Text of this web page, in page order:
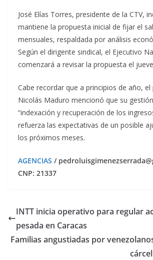
José Elías Torres, presidente de la CTV,
mantiene la propuesta inicial de fijar el
mensuales, respaldada por análisis
Según el dirigente sindical, el Ejecutivo
comenzará a revisar la propuesta el
Cabe recordar que a principios de año, el
Nicolás Maduro mencionó que su
“indexación y recuperación de los
refuerza las expectativas de un posible
los próximos meses.
AGENCIAS /
CNP: 21337
INTT inicia operativo para regular
pesada en Caracas
Familias angustiadas por